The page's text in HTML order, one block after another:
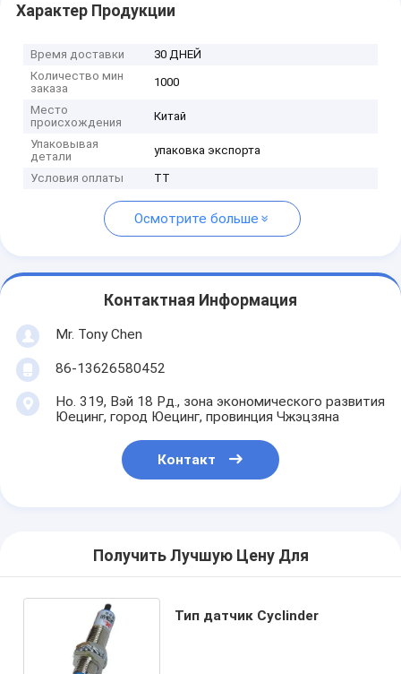
Характер Продукции
Время доставки
30 ДНЕЙ
Количество мин
заказа
1000
Место
происхождения
Китай
Упаковывая
детали
упаковка экспорта
Условия оплаты TT
Осмотрите больше
Контактная Информация
Mr. Tony Chen
86-13626580452
Но. 319, Вэй 18 Рд., зона экономического развития
Юецинг, город Юецинг, провинция Чжэцзяна
Контакт
Получить Лучшую Цену Для
Тип датчик Cyclinder